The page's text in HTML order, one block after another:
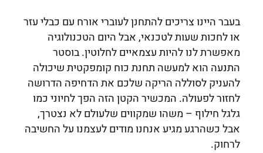
בעבר היינו צריכים להתחנן לעוברי אורח עם כבלי עזר
או לחכות שעות לטכנאי, אבל היום הטכנולוגיה
מאפשרת לנו להיות עצמאיים לחלוטין. בוסטר
התנעה הוא למעשה תחנת כוח קומפקטית שיכולה
להעניק לסוללה הריקה שלכם את הדחיפה הדרושה
לחזור לפעולה. המכשיר הקטן הזה הפך לחיוני כמו
גלגל חילוף – משהו שמקווים שלעולם לא נצטרך,
אבל כשהרגע מגיע אנחנו מודים לעצמנו על החשיבה
לרחוק.